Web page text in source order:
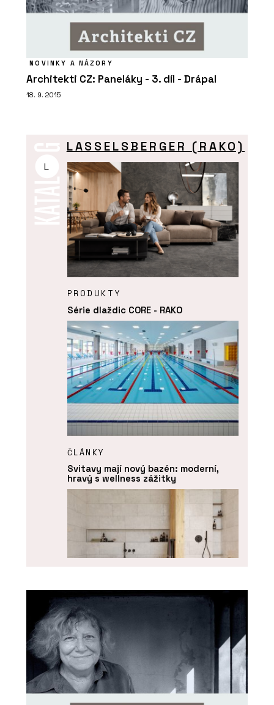
NOVINKY A NÁZORY
Architekti CZ: Paneláky - 3. díl - Drápal
18. 9. 2015
L
LASSELSBERGER (RAKO)
PRODUKTY
Série dlaždic CORE - RAKO
ČLÁNKY
Svitavy mají nový bazén: moderní,
hravý s wellness zážitky
PRODUKTY
Série keramických obkladů PINO -
RAKO